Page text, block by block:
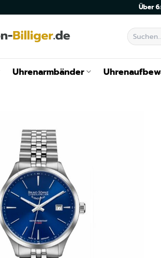
Über
Suchen
nach:
Uhrenarmbänder